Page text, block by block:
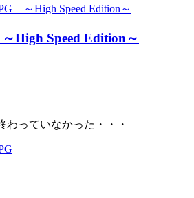
High Speed Edition～
わっていなかった・・・